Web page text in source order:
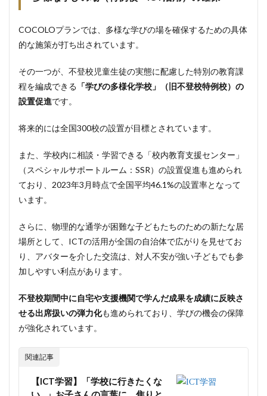
COCOLOプランでは、多様な学びの場を確保するための具体
的な施策が打ち出されています。
その一つが、不登校児童生徒の実態に配慮した特別の教育課
程を編成できる 「学びの多様化学校」（旧不登校特例校）の
設置促進です。
将来的には全国300校の設置が目標とされています。
また、学校内に相談・学習できる「校内教育支援センター」
（スペシャルサポートルーム：SSR）の設置促進も進められ
ており、2023年3月時点で全国平均46.1%の設置率となって
います。
さらに、物理的な通学が困難な子どもたちのための新たな居
場所として、ICTの活用が全国の自治体で広がりを見せてお
り、アバターを介した交流は、対人不安が強い子どもでも参
加しやすい利点があります。
不登校期間中に自宅や支援機関で学んだ成果を成績に反映さ
せる出席扱いの弾力化も進められており、学びの機会の保障
が強化されています。
関連記事
【ICT学習】「学校に行きたくな